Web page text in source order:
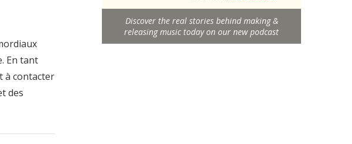
En tant
à contacter
des
Discover the real stories behind making &
releasing music today on our new podcast